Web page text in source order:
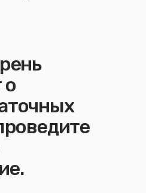
о